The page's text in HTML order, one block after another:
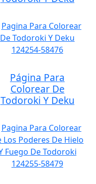
Página Para
Colorear De
Todoroki Y Deku